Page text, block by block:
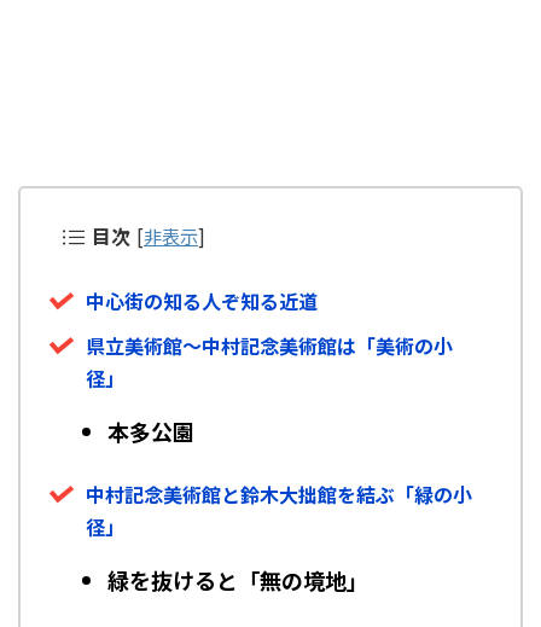
目次 [非表示]
中心街の知る人ぞ知る近道
県立美術館～中村記念美術館は「美術の小
径」
本多公園
中村記念美術館と鈴木大拙館を結ぶ「緑の小
径」
緑を抜けると「無の境地」